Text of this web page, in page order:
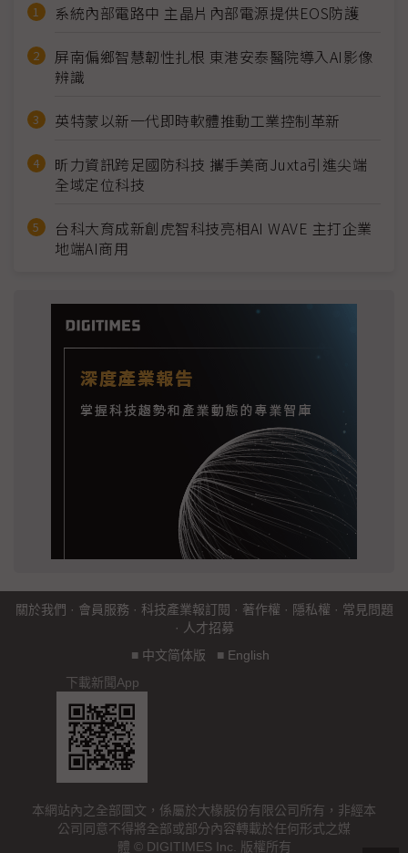
系統內部電路中 主晶片內部電源提供EOS防護
屏南偏鄉智慧韌性扎根 東港安泰醫院導入AI影像
辨識
英特蒙以新一代即時軟體推動工業控制革新
昕力資訊跨足國防科技 攜手美商Juxta引進尖端
全域定位科技
台科大育成新創虎智科技亮相AI WAVE 主打企業
地端AI商用
關於我們 · 會員服務 · 科技產業報訂閱 · 著作權 · 隱私權 · 常見問題
· 人才招募
■ 中文简体版 ■ English
下載新聞App
本網站內之全部圖文，係屬於大椽股份有限公司所有，非經本
公司同意不得將全部或部分內容轉載於任何形式之媒
體 © DIGITIMES Inc. 版權所有